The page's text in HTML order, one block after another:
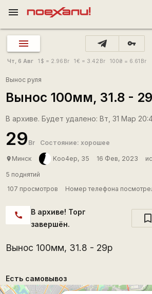
menu
vpn_key
Чт, 6 Авг 1 $ = 2.96 Br 1€ = 3.42 Br 100₴ = 6.61 Br
Вынос руля
Вынос 100мм, 31.8 -
В архиве. Будет удалено: Вт, 31 Мар
29 Br Состояние: хорошее
place Минск Koo4ep, 35 16 Фев, 2023
5 поднятий
107 просмотров
Номер телефона
call
В архиве! Торг
завершён.
Вынос 100мм, 31.8 - 29р
Есть самовывоз